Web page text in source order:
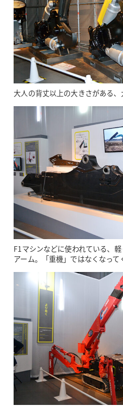
大人の背丈以上の大きさがある
F1マシンなどに使われている、
アーム。「重機」ではなくなって